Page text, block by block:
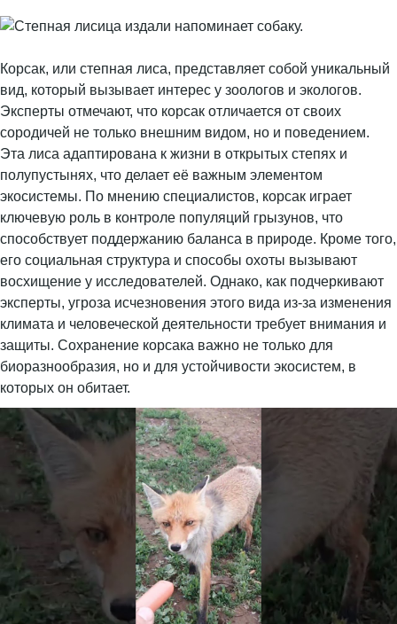
Корсак, или степная лиса, представляет собой уникальный
вид, который вызывает интерес у зоологов и экологов.
Эксперты отмечают, что корсак отличается от своих
сородичей не только внешним видом, но и поведением.
Эта лиса адаптирована к жизни в открытых степях и
полупустынях, что делает её важным элементом
экосистемы. По мнению специалистов, корсак играет
ключевую роль в контроле популяций грызунов, что
способствует поддержанию баланса в природе. Кроме того,
его социальная структура и способы охоты вызывают
восхищение у исследователей. Однако, как подчеркивают
эксперты, угроза исчезновения этого вида из-за изменения
климата и человеческой деятельности требует внимания и
защиты. Сохранение корсака важно не только для
биоразнообразия, но и для устойчивости экосистем, в
которых он обитает.